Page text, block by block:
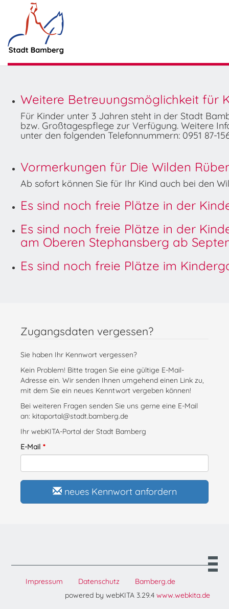
Weitere Betreuungsmöglichkeit für
Für Kinder unter 3 Jahren steht in der Stadt
bzw. Großtagespflege zur Verfügung. Weitere
unter den folgenden Telefonnummern: 0951 87-
Vormerkungen für Die Wilden
Ab sofort können Sie für Ihr Kind auch bei den
Es sind noch freie Plätze in der
Es sind noch freie Plätze in der
am Oberen Stephansberg ab
Es sind noch freie Plätze im
Zugangsdaten vergessen?
Sie haben Ihr Kennwort vergessen?
Kein Problem! Bitte tragen Sie eine gültige E-Mail-
Adresse ein. Wir senden Ihnen umgehend einen Link zu,
mit dem Sie ein neues Kenntwort vergeben können!
Bei weiteren Fragen senden Sie uns gerne eine E-Mail
an: kitaportal@stadt.bamberg.de
Ihr webKITA-Portal der Stadt Bamberg
E-Mail
neues Kennwort anfordern
Impressum Datenschutz
Bamberg.de
powered by webKITA 3.29.4 www.webkita.de